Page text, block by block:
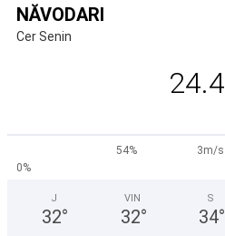
NĂVODARI
Cer Senin
24.4
54%
3m/s
0%
J
32°
VIN
32°
S
34°